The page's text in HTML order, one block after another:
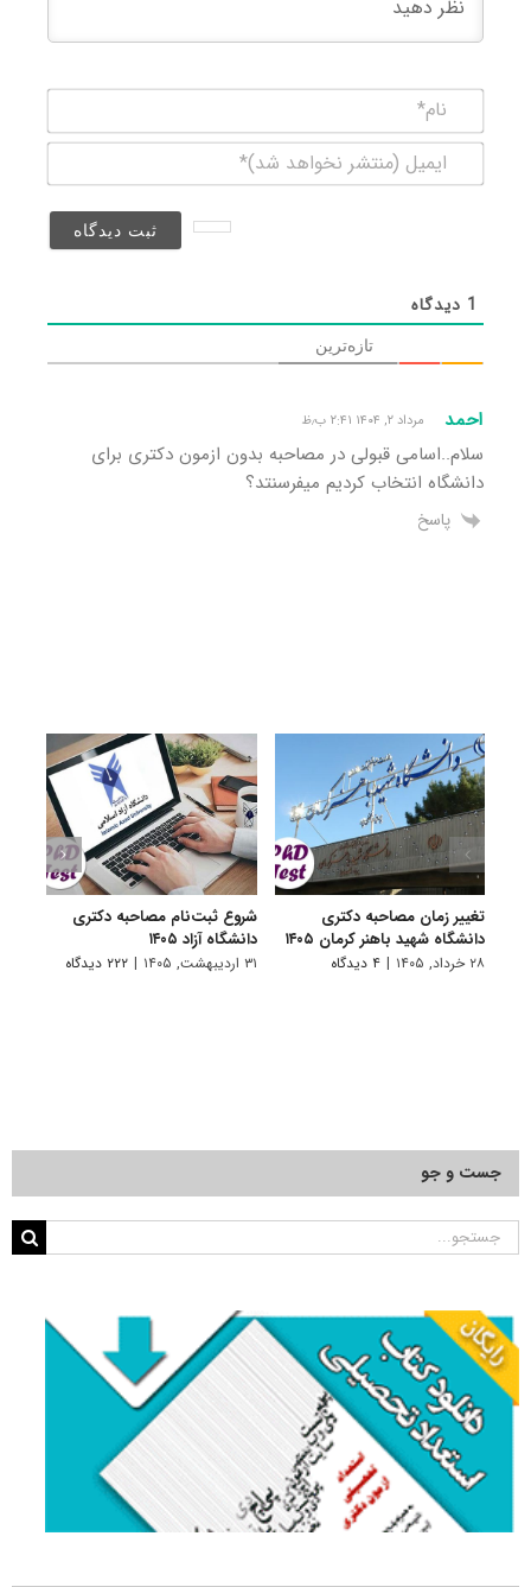
(منتشر
1 دیدگاه
تازه‌ترین
احمد مرداد ۲, ۱۴۰۴ ۲:۴۱ ب٫ظ
سلام..اسامی قبولی در مصاحبه بدون ازمون دکتری برای
دانشگاه انتخاب کردیم میفرسنتد؟
پاسخ
تغییر زمان مصاحبه دکتری
دانشگاه شهید باهنر کرمان ۱۴۰۵
۲۸ خرداد, ۱۴۰۵ | ۴ دیدگاه
شروع ثبت‌نام مصاحبه دکتری
دانشگاه آزاد ۱۴۰۵
۳۱ اردیبهشت, ۱۴۰۵ | ۲۲۲ دیدگاه
جست و جو
جستجو